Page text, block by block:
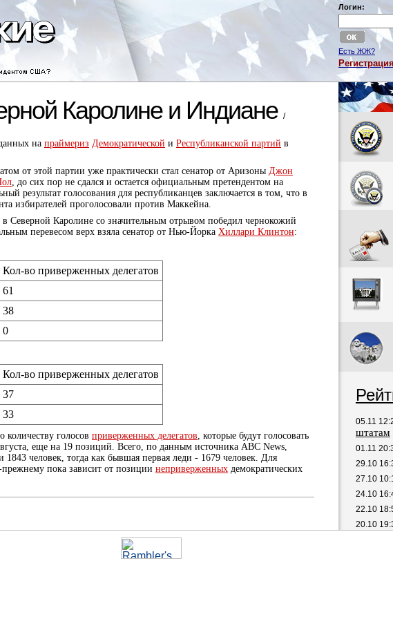
Логин:
Есть ЖЖ?
Регистрация
Каролине и Индиане /
на праймериз Демократической и Республиканской партий в
от этой партии уже практически стал сенатор от Аризоны Джон
, до сих пор не сдался и остается официальным претендентом на
результат голосования для республиканцев заключается в том, что в
избирателей проголосовали против Маккейна.
Северной Каролине со значительным отрывом победил чернокожий
перевесом верх взяла сенатор от Нью-Йорка Хиллари Клинтон:
Кол-во приверженных делегатов
61
38
0
Кол-во приверженных делегатов
37
33
голосов приверженных делегатов, которые будут голосовать
еще на 19 позиций. Всего, по данным источника ABC News,
человек, тогда как бывшая первая леди - 1679 человек. Для
прежнему пока зависит от позиции неприверженных демократических
05.11
штатам
01.11
29.10
27.10
24.10
22.10
20.10